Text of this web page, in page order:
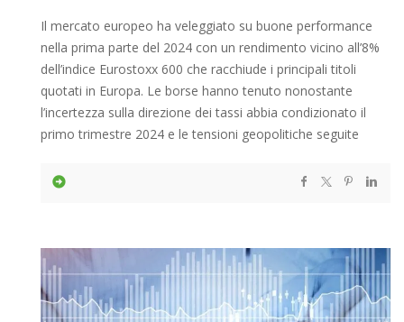
Il mercato europeo ha veleggiato su buone performance
nella prima parte del 2024 con un rendimento vicino all’8%
dell’indice Eurostoxx 600 che racchiude i principali titoli
quotati in Europa. Le borse hanno tenuto nonostante
l’incertezza sulla direzione dei tassi abbia condizionato il
primo trimestre 2024 e le tensioni geopolitiche seguite